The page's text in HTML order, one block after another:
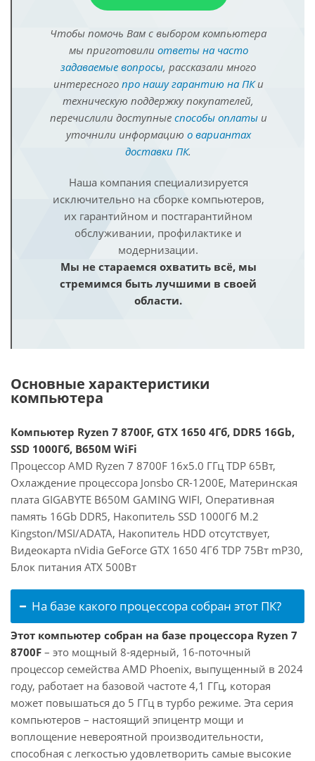
Чтобы помочь Вам с выбором компьютера
мы приготовили ответы на часто
задаваемые вопросы, рассказали много
интересного про нашу гарантию на ПКи
техническую поддержку покупателей,
перечислили доступные способы оплатыи
уточнили информацию о вариантах
доставки ПК.
Наша компания специализируется
исключительно на сборке компьютеров,
их гарантийном и постгарантийном
обслуживании, профилактике и
модернизации.
Мы не стараемся охватить всё, мы
стремимся быть лучшими в своей
области.
Основные характеристики
компьютера
Компьютер Ryzen 7 8700F, GTX 1650 4Гб, DDR5 16Gb,
SSD 1000Гб, B650M WiFi
Процессор AMD Ryzen 7 8700F 16x5.0 ГГц TDP 65Вт,
Охлаждение процессора Jonsbo CR-1200E, Материнская
плата GIGABYTE B650M GAMING WIFI, Оперативная
память 16Gb DDR5, Накопитель SSD 1000Гб M.2
Kingston/MSI/ADATA, Накопитель HDD отсутствует,
Видеокарта nVidia GeForce GTX 1650 4Гб TDP 75Вт mP30,
Блок питания ATX 500Вт
На базе какого процессора собран этот ПК?
Этот компьютер собран на базе процессора Ryzen 7
8700F – это мощный 8-ядерный, 16-поточный
процессор семейства AMD Phoenix, выпущенный в 2024
году, работает на базовой частоте 4,1 ГГц, которая
может повышаться до 5 ГГц в турбо режиме. Эта серия
компьютеров – настоящий эпицентр мощи и
воплощение невероятной производительности,
способная с легкостью удовлетворить самые высокие